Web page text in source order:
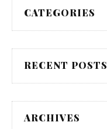
CATEGORIES
RECENT POSTS
ARCHIVES